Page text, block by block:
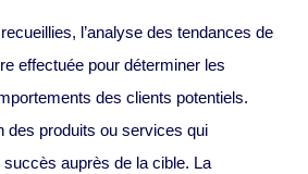
l’analyse des tendances de
effectuée pour déterminer les
des clients potentiels.
des produits ou services qui
auprès de la cible. La